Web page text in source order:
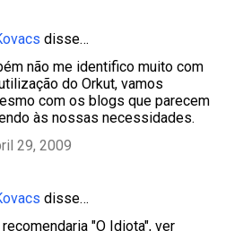
disse…
não me identifico muito com
do Orkut, vamos
com os blogs que parecem
às nossas necessidades.
29, 2009
disse…
"O Idiota", ver